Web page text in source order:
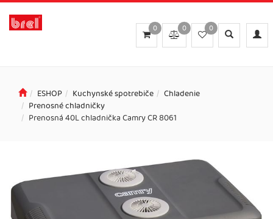
Toggle
search
0
0
0
ESHOP Kuchynské spotrebiče
Chladenie
Prenosné chladničky
Prenosná 40L chladnička Camry CR 8061